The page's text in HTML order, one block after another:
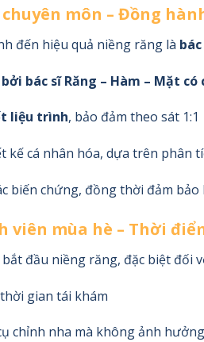
môn – Đồng
đến hiệu quả niềng răng là
bác sĩ Răng – Hàm – Mặt có
liệu trình, bảo đảm theo sát 1:1
cá nhân hóa, dựa trên phân
biến chứng, đồng thời đảm
viên mùa hè – Thời
đầu niềng răng, đặc biệt đối
gian tái khám
chỉnh nha mà không ảnh